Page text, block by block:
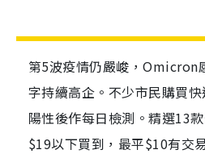
第5波疫情仍嚴峻，Omicron
字持續高企。不少市民購買
陽性後作每日檢測。精選13
$19以下買到，最平$10有交